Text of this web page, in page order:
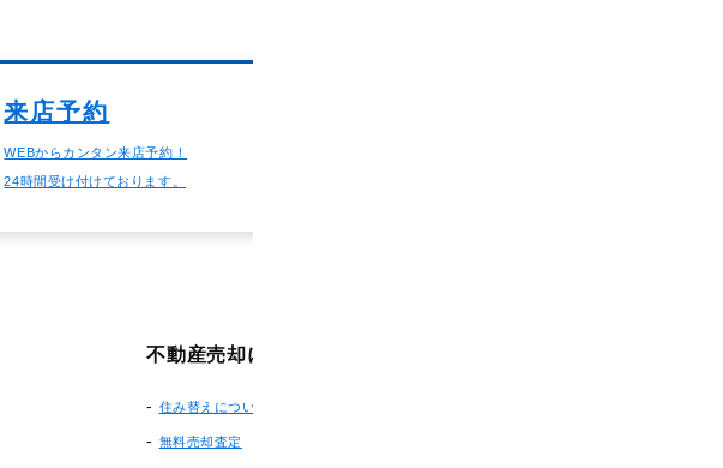
来店予約
WEBからカンタン来店予約！
24時間受け付けております。
不動産売却について
住み替えについて
無料売却査定